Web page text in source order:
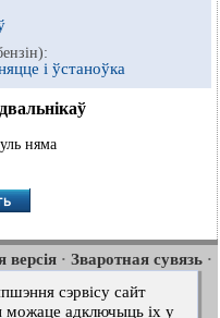
і ўстаноўка
няма
версія · Зваротная сувязь ·
2012-2018·
сэрвісу сайт
можаце адключыць іх у